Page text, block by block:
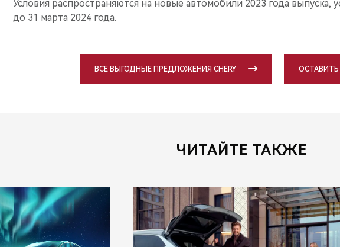
Условия распространяются на новые автомобили 2023 года выпуска,
до 31 марта 2024 года.
ВСЕ ВЫГОДНЫЕ ПРЕДЛОЖЕНИЯ CHERY ОСТАВИТЬ
ЧИТАЙТЕ ТАКЖЕ